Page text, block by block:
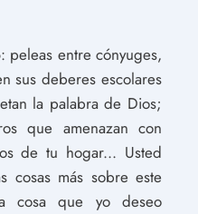
: peleas entre cónyuges,
sus deberes escolares
la palabra de Dios;
que amenazan con
de tu hogar... Usted
cosas más sobre este
cosa que yo deseo